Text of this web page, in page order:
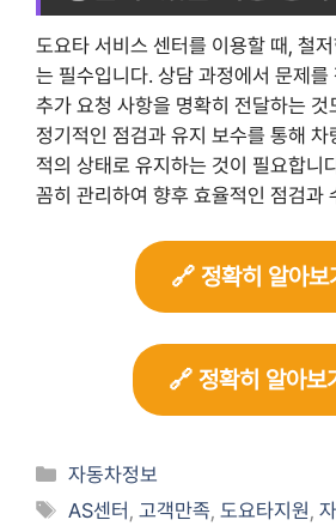
도요타 서비스 센터를 이용할 때, 철
는 필수입니다. 상담 과정에서 문제를
추가 요청 사항을 명확히 전달하는 것
정기적인 점검과 유지 보수를 통해 차
적의 상태로 유지하는 것이 필요합니
꼼히 관리하여 향후 효율적인 점검과
🔗 정확히 알아보
🔗 정확히 알아보
Categories
자동차정보
Tags
AS센터 ,고객만족 ,도요타지원 ,